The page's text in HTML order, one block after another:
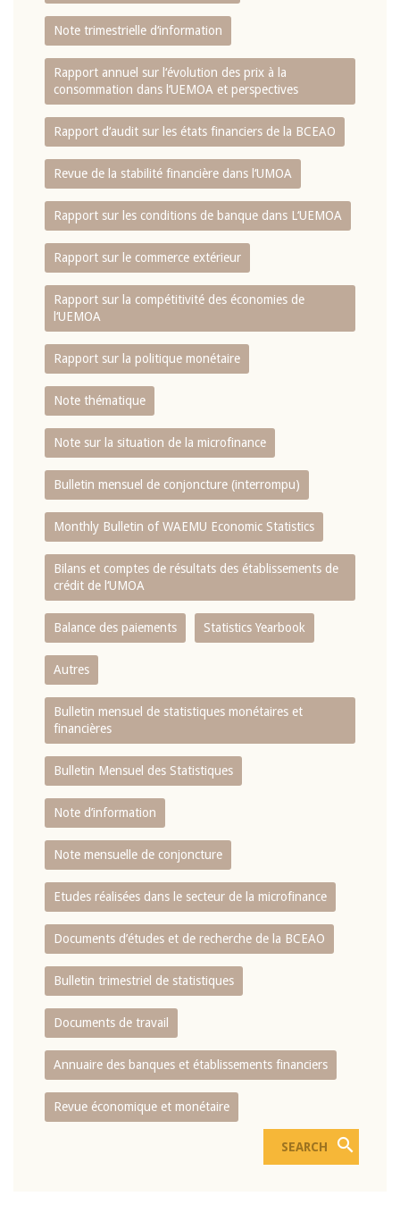
Note trimestrielle d‘information
Rapport annuel sur l‘évolution des prix à la
consommation dans l‘UEMOA et perspectives
Rapport d‘audit sur les états financiers de la BCEAO
Revue de la stabilité financière dans l‘UMOA
Rapport sur les conditions de banque dans L‘UEMOA
Rapport sur le commerce extérieur
Rapport sur la compétitivité des économies de
l‘UEMOA
Rapport sur la politique monétaire
Note thématique
Note sur la situation de la microfinance
Bulletin mensuel de conjoncture (interrompu)
Monthly Bulletin of WAEMU Economic Statistics
Bilans et comptes de résultats des établissements de
crédit de l‘UMOA
Balance des paiements Statistics Yearbook
Autres
Bulletin mensuel de statistiques monétaires et
financières
Bulletin Mensuel des Statistiques
Note d’information
Note mensuelle de conjoncture
Etudes réalisées dans le secteur de la microfinance
Documents d’études et de recherche de la BCEAO
Bulletin trimestriel de statistiques
Documents de travail
Annuaire des banques et établissements financiers
Revue économique et monétaire